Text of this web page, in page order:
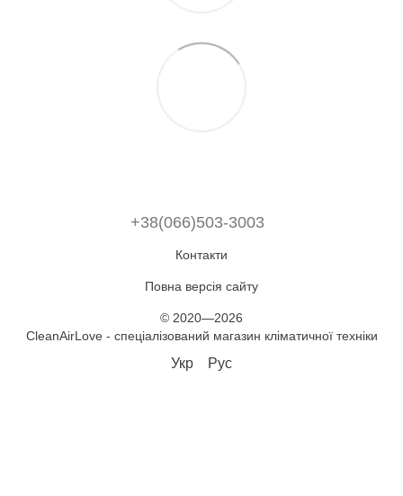
+38(066)503-3003
Контакти
Повна версія сайту
© 2020—2026
CleanAirLove - спеціалізований магазин кліматичної техніки
Укр Рус